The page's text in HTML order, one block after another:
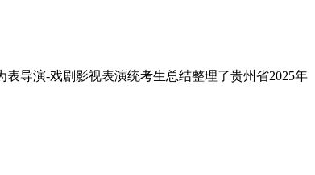
导演-戏剧影视表演统考生总结整理了贵州省2025年